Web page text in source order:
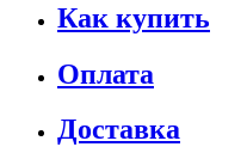
Как купить
Оплата
Доставка